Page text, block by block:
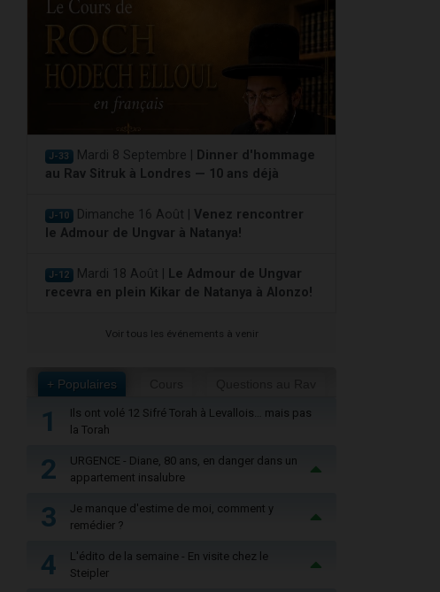
J-33 Mardi 8 Septembre |
Dinner d'hommage
au Rav Sitruk à Londres — 10 ans déjà
J-10 Dimanche 16 Août | Venez rencontrer
le Admour de Ungvar à Natanya!
J-12 Mardi 18 Août |
Le Admour de Ungvar
recevra en plein Kikar de Natanya à Alonzo!
Voir tous les événements à venir
+ Populaires
1
Ils ont volé 12 Sifré Torah à Levallois… mais pas
la Torah
2
URGENCE - Diane, 80 ans, en danger dans un
appartement insalubre
3
Je manque d'estime de moi, comment y
remédier ?
4
L'édito de la semaine - En visite chez le
Steipler